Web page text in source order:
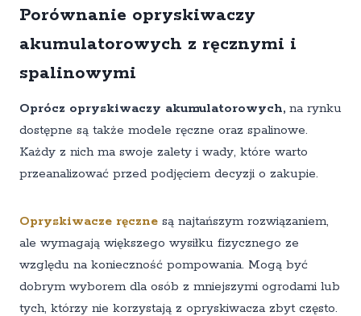
Porównanie opryskiwaczy
akumulatorowych z ręcznymi i
spalinowymi
Oprócz opryskiwaczy akumulatorowych, na rynku
dostępne są także modele ręczne oraz spalinowe.
Każdy z nich ma swoje zalety i wady, które warto
przeanalizować przed podjęciem decyzji o zakupie.
Opryskiwacze ręczne są najtańszym rozwiązaniem,
ale wymagają większego wysiłku fizycznego ze
względu na konieczność pompowania. Mogą być
dobrym wyborem dla osób z mniejszymi ogrodami lub
tych, którzy nie korzystają z opryskiwacza zbyt często.